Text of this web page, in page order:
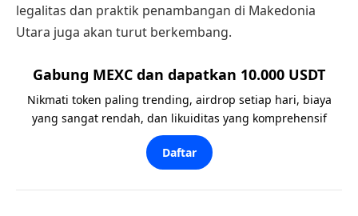
legalitas dan praktik penambangan di Makedonia
Utara juga akan turut berkembang.
Gabung MEXC dan dapatkan 10.000 USDT
Nikmati token paling trending, airdrop setiap hari, biaya
yang sangat rendah, dan likuiditas yang komprehensif
Daftar